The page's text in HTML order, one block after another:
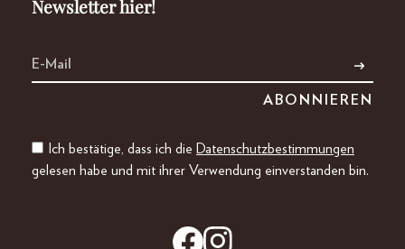
Newsletter hier!
Ich bestätige, dass ich die Datenschutzbestimmungen
gelesen habe und mit ihrer Verwendung einverstanden bin.